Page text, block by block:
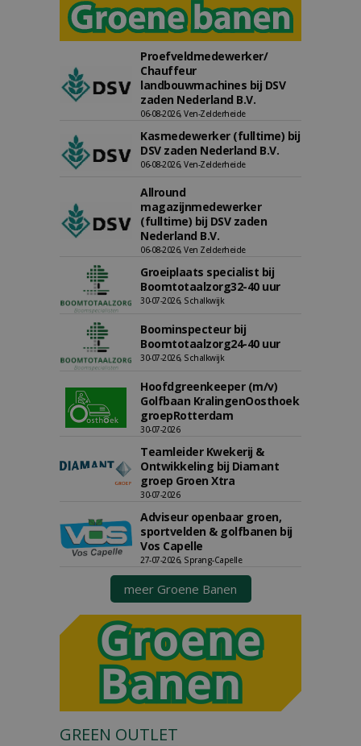
Proefveldmedewerker/
Chauffeur
landbouwmachines bij DSV
zaden Nederland B.V.
06-08-2026, Ven-Zelderheide
Kasmedewerker (fulltime) bij
DSV zaden Nederland B.V.
06-08-2026, Ven-Zelderheide
Allround
magazijnmedewerker
(fulltime) bij DSV zaden
Nederland B.V.
06-08-2026, Ven Zelderheide
Groeiplaats specialist bij
Boomtotaalzorg32-40 uur
30-07-2026, Schalkwijk
Boominspecteur bij
Boomtotaalzorg24-40 uur
30-07-2026, Schalkwijk
Hoofdgreenkeeper (m/v)
Golfbaan KralingenOosthoek
groepRotterdam
30-07-2026
Teamleider Kwekerij &
Ontwikkeling bij Diamant
groep Groen Xtra
30-07-2026
Adviseur openbaar groen,
sportvelden & golfbanen bij
Vos Capelle
27-07-2026, Sprang-Capelle
meer Groene Banen
GREEN OUTLET